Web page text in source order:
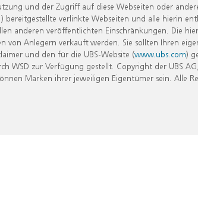
und der Zugriff auf diese Webseiten oder
verlinkte Webseiten und alle hierin
anderen veröffentlichten Einschränkungen. Die
Anlegern verkauft werden. Sie sollten Ihren
und den für die UBS-Website (www.ubs.com)
zur Verfügung gestellt. Copyright der UBS
Marken ihrer jeweiligen Eigentümer sein. Alle